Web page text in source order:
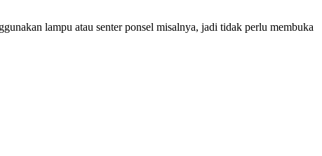
lampu atau senter ponsel misalnya, jadi tidak perlu membuka